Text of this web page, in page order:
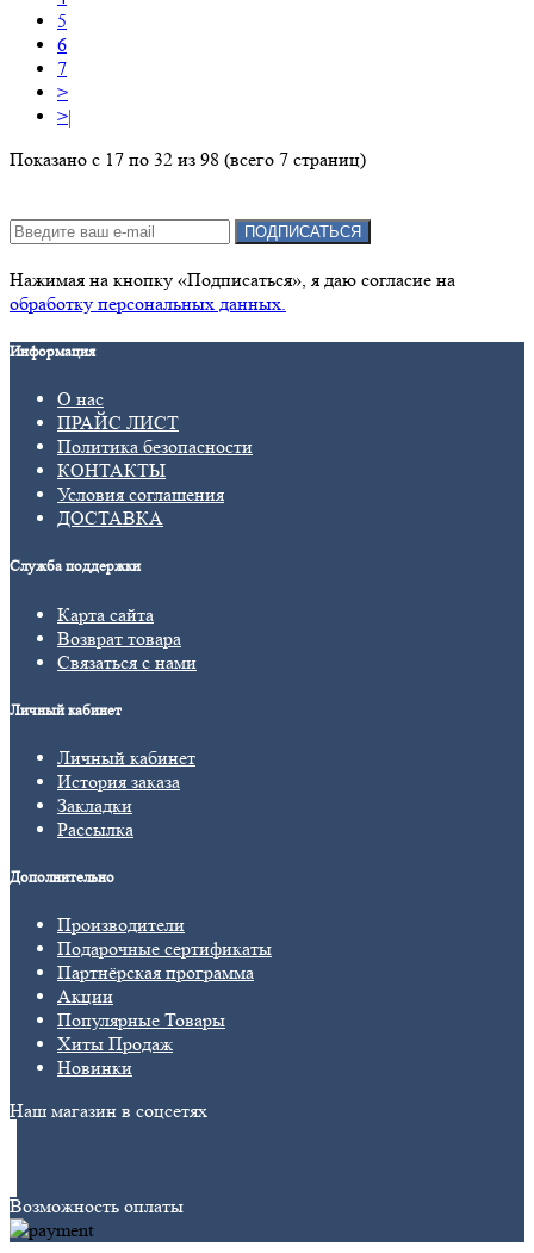
5
6
7
>
>|
Показано с 17 по 32 из 98 (всего 7 страниц)
ПОДПИСАТЬСЯ
Нажимая на кнопку «Подписаться», я даю cогласие на
обработку персональных данных.
Информация
О нас
ПРАЙС ЛИСТ
Политика безопасности
КОНТАКТЫ
Условия соглашения
ДОСТАВКА
Служба поддержки
Карта сайта
Возврат товара
Связаться с нами
Личный кабинет
Личный кабинет
История заказа
Закладки
Рассылка
Дополнительно
Производители
Подарочные сертификаты
Партнёрская программа
Акции
Популярные Товары
Хиты Продаж
Новинки
Наш магазин в соцсетях
Возможность оплаты